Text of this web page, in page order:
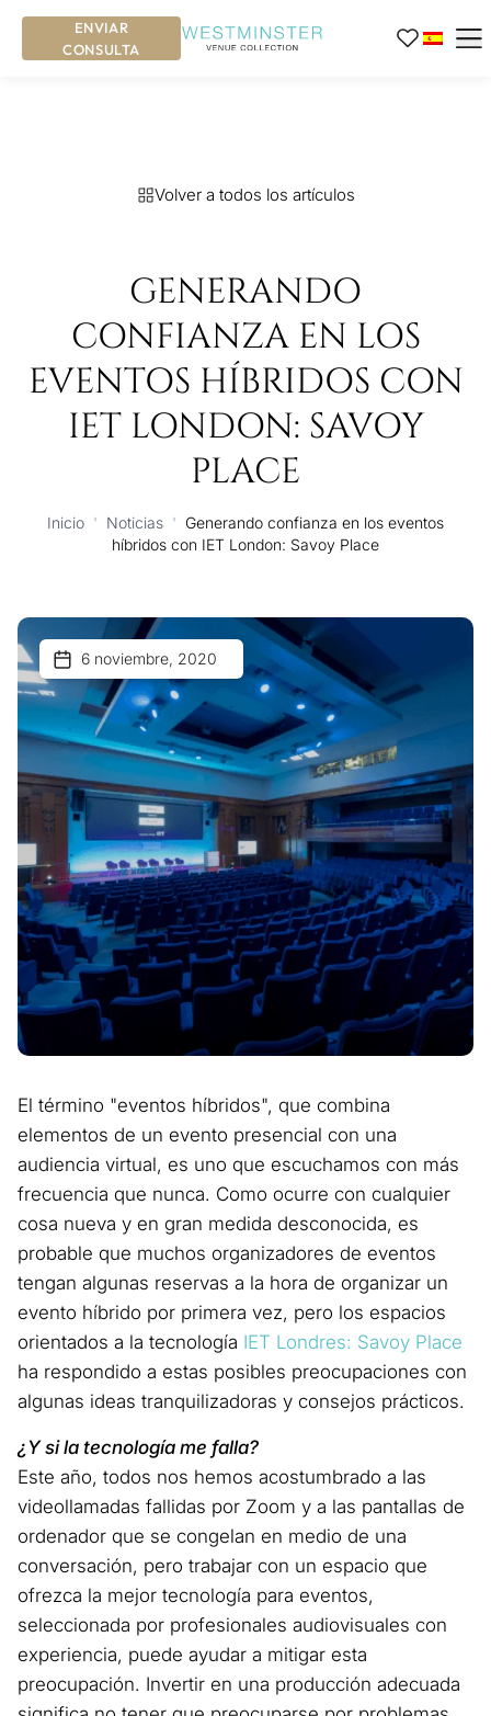
ENVIAR
CONSULTA
Volver a todos los artículos
GENERANDO
CONFIANZA EN LOS
EVENTOS HÍBRIDOS CON
IET LONDON: SAVOY
PLACE
Inicio ' Noticias ' Generando confianza en los eventos
híbridos con IET London: Savoy Place
6 noviembre, 2020
El término "eventos híbridos", que combina
elementos de un evento presencial con una
audiencia virtual, es uno que escuchamos con más
frecuencia que nunca. Como ocurre con cualquier
cosa nueva y en gran medida desconocida, es
probable que muchos organizadores de eventos
tengan algunas reservas a la hora de organizar un
evento híbrido por primera vez, pero los espacios
orientados a la tecnología IET Londres: Savoy Place
ha respondido a estas posibles preocupaciones con
algunas ideas tranquilizadoras y consejos prácticos.
¿Y si la tecnología me falla?
Este año, todos nos hemos acostumbrado a las
videollamadas fallidas por Zoom y a las pantallas de
ordenador que se congelan en medio de una
conversación, pero trabajar con un espacio que
ofrezca la mejor tecnología para eventos,
seleccionada por profesionales audiovisuales con
experiencia, puede ayudar a mitigar esta
preocupación. Invertir en una producción adecuada